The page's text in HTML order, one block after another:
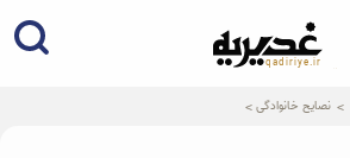
qadiriye.ir
نشریه ی غدیریه-بیانات استاد
نصایح خانوادگی